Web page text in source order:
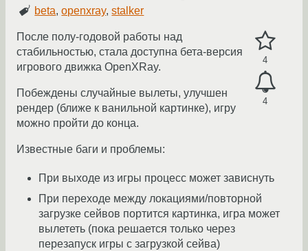
beta,openxray,stalker
4
4
После полу-годовой работы над
стабильностью, стала доступна бета-версия
игрового движка OpenXRay.
Побеждены случайные вылеты, улучшен
рендер (ближе к ванильной картинке), игру
можно пройти до конца.
Известные баги и проблемы:
При выходе из игры процесс может зависнуть
При переходе между локациями/повторной
загрузке сейвов портится картинка, игра может
вылететь (пока решается только через
перезапуск игры с загрузкой сейва)